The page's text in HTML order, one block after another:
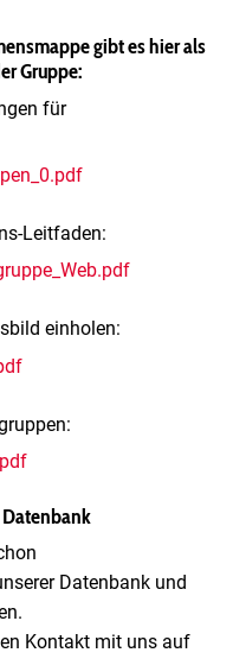
gibt es hier als
Gruppe:
für
Leitfaden:
einholen:
Datenbank und
Kontakt mit uns auf